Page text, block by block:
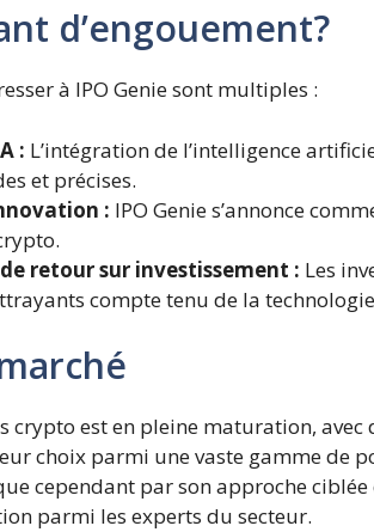
d’engouement?
à IPO Genie sont multiples :
: L’intégration de l’intelligence
et précises.
: IPO Genie s’annonce
retour sur investissement : Les
compte tenu de la
crypto est en pleine maturation, avec
choix parmi une vaste gamme de
cependant par son approche
parmi les experts du secteur.